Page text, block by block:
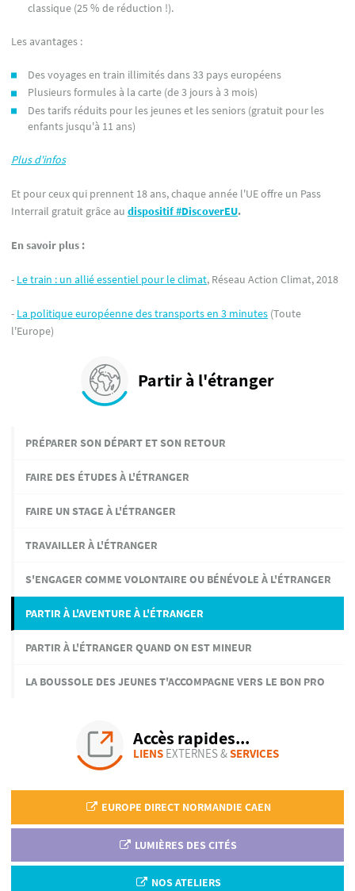
Partir à l'étranger
PRÉPARER SON DÉPART ET SON RETOUR
FAIRE DES ÉTUDES À L'ÉTRANGER
FAIRE UN STAGE À L'ÉTRANGER
TRAVAILLER À L'ÉTRANGER
S'ENGAGER COMME VOLONTAIRE OU BÉNÉVOLE À L'ÉTRANGER
PARTIR À L'AVENTURE À L'ÉTRANGER
PARTIR À L'ÉTRANGER QUAND ON EST MINEUR
LA BOUSSOLE DES JEUNES T'ACCOMPAGNE VERS LE BON PRO
Accès rapides...
LIENSEXTERNES &SERVICES
EUROPE DIRECT NORMANDIE CAEN
LUMIÈRES DES CITÉS
NOS ATELIERS
classique (25 % de réduction !).
Les avantages :
Des voyages en train illimités dans 33 pays européens
Plusieurs formules à la carte (de 3 jours à 3 mois)
Des tarifs réduits pour les jeunes et les seniors (gratuit pour les
enfants jusqu'à 11 ans)
Plus d'infos
Et pour ceux qui prennent 18 ans, chaque année l'UE offre un Pass
Interrail gratuit grâce au dispositif #DiscoverEU.
En savoir plus :
- Le train : un allié essentiel pour le climat, Réseau Action Climat, 2018
- La politique européenne des transports en 3 minutes (Toute
l'Europe)